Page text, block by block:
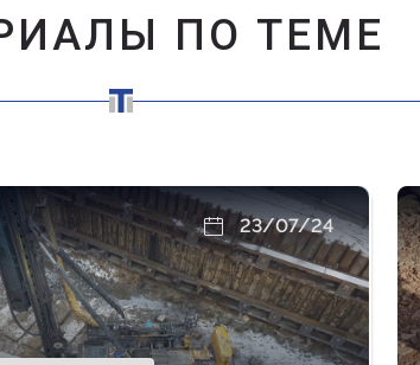
ПО ТЕМЕ
23/07/24